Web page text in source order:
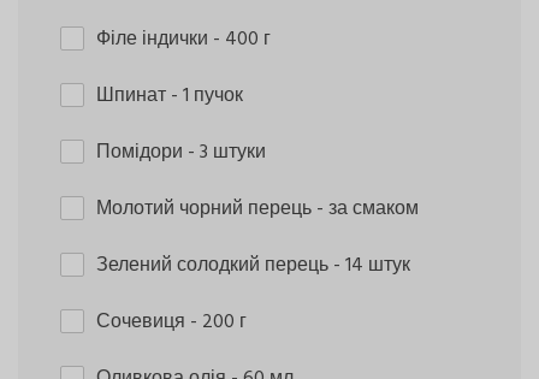
Філе індички - 400 г
Шпинат- 1 пучок
Помідори - 3 штуки
Молотий чорний перець- за смаком
Зелений солодкий перець- 14 штук
Сочевиця - 200 г